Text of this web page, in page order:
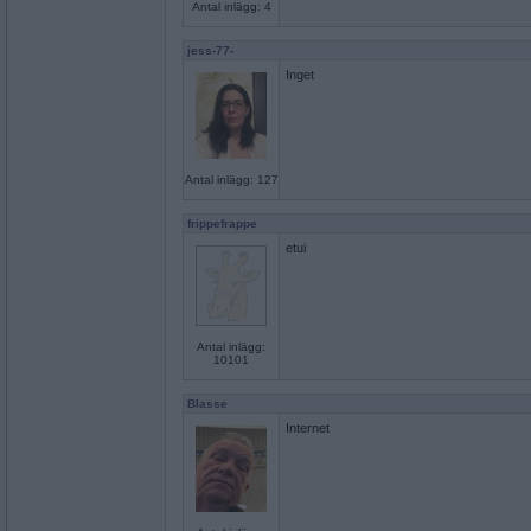
Antal inlägg: 4
jess-77-
Antal inlägg: 127
Inget
frippefrappe
Antal inlägg:
10101
etui
Blasse
Internet